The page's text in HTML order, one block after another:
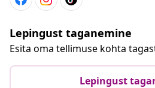
Lepingust taganemine
Esita oma tellimuse kohta
Lepingust